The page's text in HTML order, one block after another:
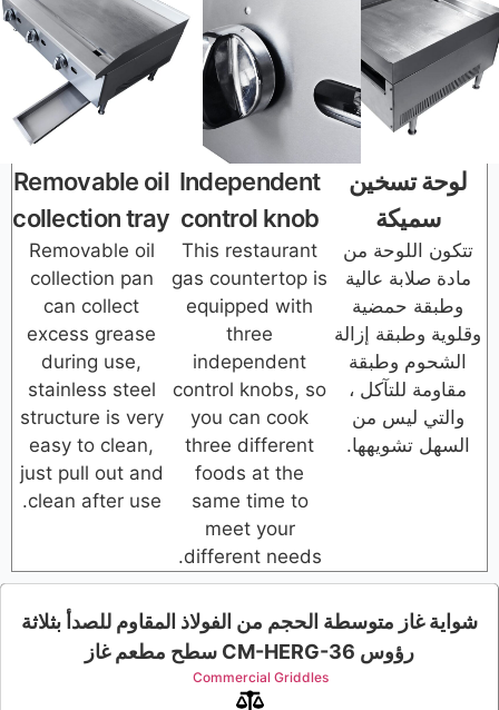
من
إزالة
،
من
Independent
control knob
This restaurant
gas countertop is
equipped with
three
independent
control knobs, so
you can cook
three different
same time to
different needs.
Removable oil
collection tray
Removable oil
collection pan
can collect
excess grease
during use,
stainless steel
structure is very
easy to clean,
just pull out and
clean after use.
الحجم من الفولاذ المقاوم للصدأ بثلاثة
Commercial Griddles